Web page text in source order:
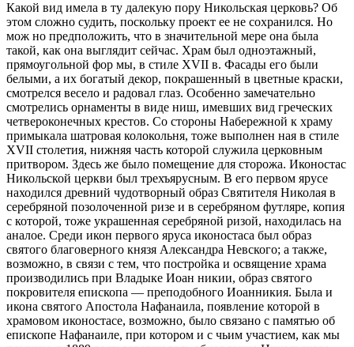
Какой вид имела в ту далекую пору Никольская церковь? Об
этом сложно судить, поскольку проект ее не сохранился. Но
мож но предположить, что в значительной мере она была
такой, как она выглядит сейчас. Храм был одноэтажный,
прямоугольной фор мы, в стиле XVII в. Фасады его были
белыми, а их богатый декор, покрашенный в цветные краски,
смотрелся весело и радовал глаз. Особенно замечательно
смотрелись орнаменты в виде ниш, имевших вид греческих
четвероконечных крестов. Со стороны Набережной к храму
примыкала шатровая колокольня, тоже выполнен ная в стиле
XVII столетия, нижняя часть которой служила церковным
притвором. Здесь же было помещение для сторожа. Иконостас
Никольской церкви был трехъярусным. В его первом ярусе
находился древний чудотворный образ Святителя Николая в
серебряной позолоченной ризе и в серебряном футляре, копия
с которой, тоже украшенная серебряной ризой, находилась на
аналое. Среди икон первого яруса иконостаса был образ
святого благоверного князя Александра Невского; а также,
возможно, в связи с тем, что постройка и освящение храма
производились при Владыке Иоан никии, образ святого
покровителя епископа — преподобного Иоанникия. Была и
икона святого Апостола Нафанаила, появление которой в
храмовом иконостасе, возможно, было связано с памятью об
епископе Нафанаиле, при котором и с чьим участием, как мы